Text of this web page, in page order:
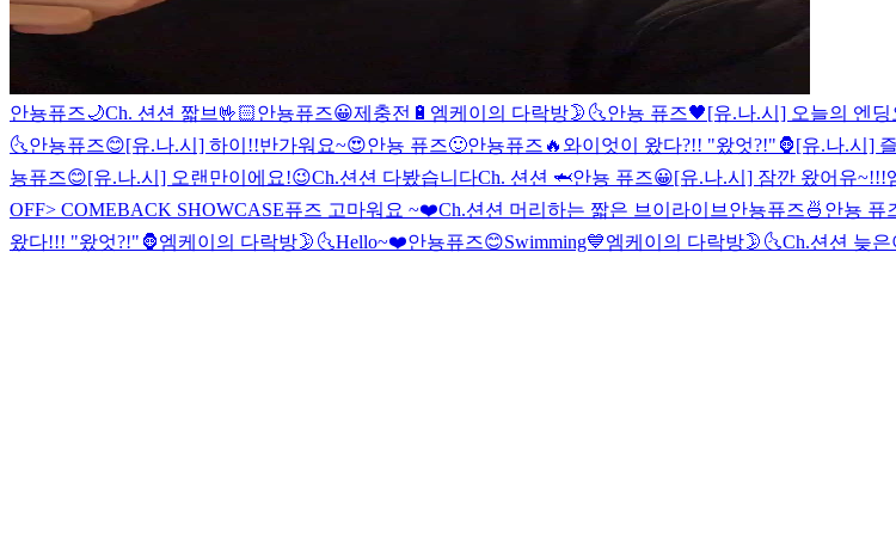
안뇽퓨즈🌙Ch. 션션 짧브🤟🏻안뇽퓨즈😀제충전🔋 엠케이의 다락방🌛🌜안뇽 퓨즈🖤[유.나.시] 오늘의 엔
🌜안뇽퓨즈😊[유.나.시] 하이!!반가워요~😍안뇽 퓨즈🙂안뇽퓨즈🔥와이엇이 왔다?!! "왔엇?!"🦍[유.나.시]
뇽퓨즈😊[유.나.시] 오랜만이에요!😉Ch.션션 다봤습니다Ch. 션션 🦈안뇽 퓨즈😀[유.나.시] 잠깐 왔어유~!!!
OFF> COMEBACK SHOWCASE퓨즈 고마워요 ~❤️Ch.션션 머리하는 짧은 브이라이브 안뇽퓨즈🍜 안뇽 퓨
왔다!!! "왔엇?!"🦍엠케이의 다락방🌛🌜Hello~❤️안뇽퓨즈😊Swimming💙엠케이의 다락방🌛🌜Ch.션션 늦은